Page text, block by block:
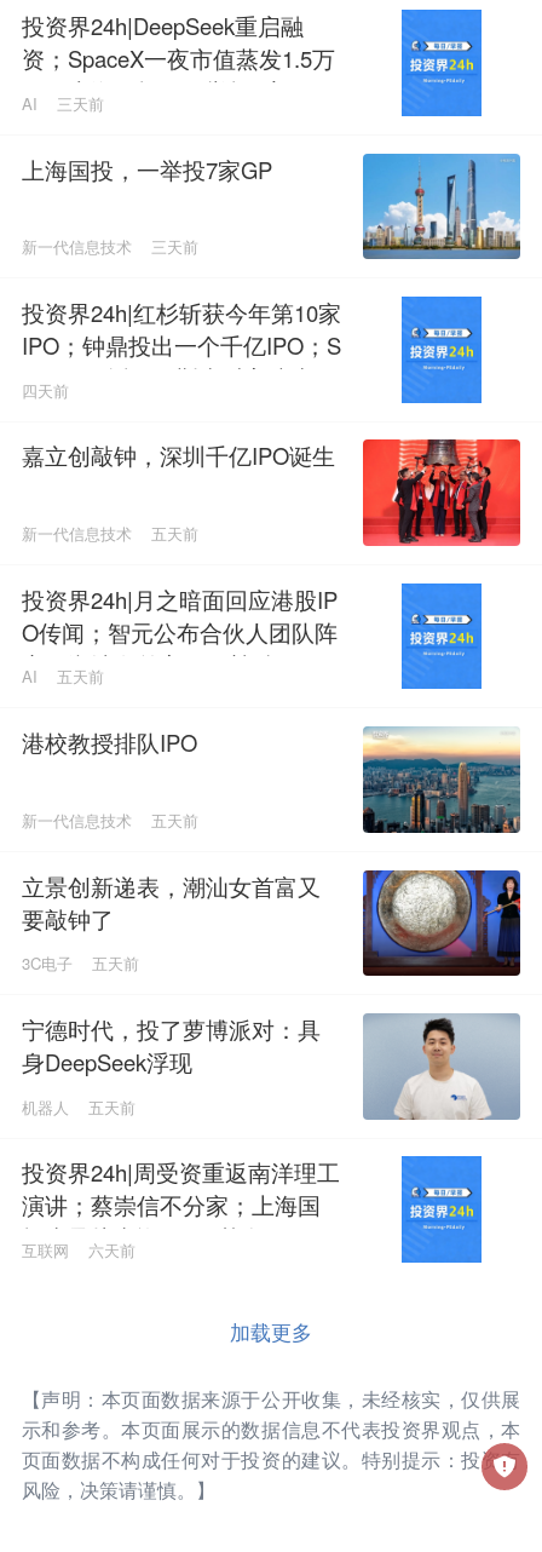
投资界24h|DeepSeek重启融
资；SpaceX一夜市值蒸发1.5万
亿；上海国投，一举投7家GP
AI 三天前
上海国投，一举投7家GP
新一代信息技术 三天前
投资界24h|红杉斩获今年第10家
IPO；钟鼎投出一个千亿IPO；S
paceX腰斩，马斯克财富缩水
四天前
嘉立创敲钟，深圳千亿IPO诞生
新一代信息技术 五天前
投资界24h|月之暗面回应港股IP
O传闻；智元公布合伙人团队阵
容；潮汕女首富又要敲钟了
AI 五天前
港校教授排队IPO
新一代信息技术 五天前
立景创新递表，潮汕女首富又
要敲钟了
3C电子 五天前
宁德时代，投了萝博派对：具
身DeepSeek浮现
机器人 五天前
投资界24h|周受资重返南洋理工
演讲；蔡崇信不分家；上海国
投先导拟出资5只子基金
互联网 六天前
加载更多
【声明：本页面数据来源于公开收集，未经核实，仅供展
示和参考。本页面展示的数据信息不代表投资界观点，本
页面数据不构成任何对于投资的建议。特别提示：投资有
风险，决策请谨慎。】